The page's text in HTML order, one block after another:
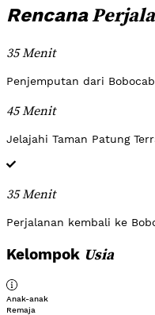
Rencana
35 Menit
Penjemputan dari
45 Menit
Jelajahi Taman Patung
35 Menit
Perjalanan kembali ke
Kelompok Usia
Anak-anak
Remaja